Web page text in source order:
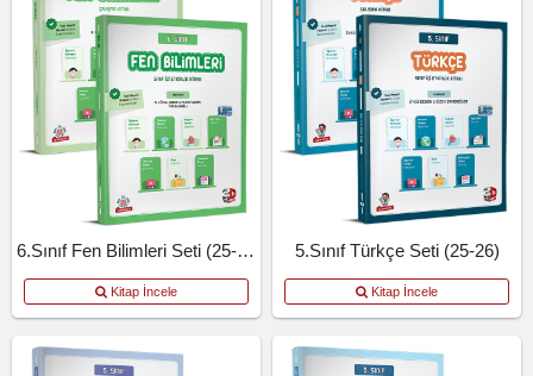
6.Sınıf Fen Bilimleri Seti (25-26)
Kitap İncele
5.Sınıf Türkçe Seti (25-26)
Kitap İncele